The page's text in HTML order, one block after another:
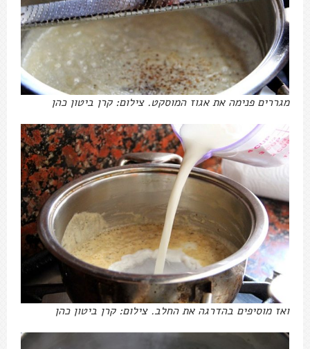
מגררים פנימה את אגוז המוסקט. צילום: קרן ביטון כהן
ואז מוסיפים בהדרגה את החלב. צילום: קרן ביטון כהן